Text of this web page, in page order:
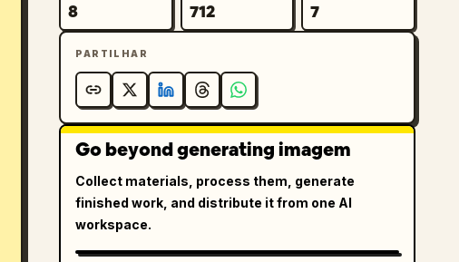
8 712 7
PARTILHAR
Go beyond generating imagem
Collect materials, process them, generate
finished work, and distribute it from one AI
workspace.